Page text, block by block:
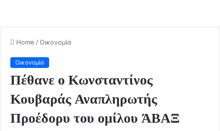
Home /Οικονομία
Οικονομία
Πέθανε ο Κωνσταντίνος
Κουβαράς Αναπληρωτής
Προέδορυ του ομίλου ΆΒΑΞ